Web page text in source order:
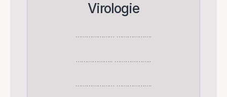
Virologie
………………… ……………….
……………….. ………………..
………………… ……………….